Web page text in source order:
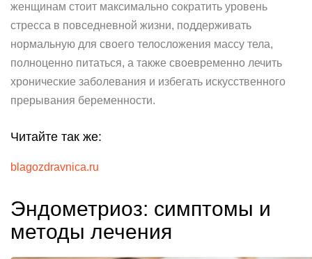
женщинам стоит максимально сократить уровень
стресса в повседневной жизни, поддерживать
нормальную для своего телосложения массу тела,
полноценно питаться, а также своевременно лечить
хронические заболевания и избегать искусственного
прерывания беременности.
Читайте так же:
blagozdravnica.ru
Эндометриоз: симптомы и
методы лечения